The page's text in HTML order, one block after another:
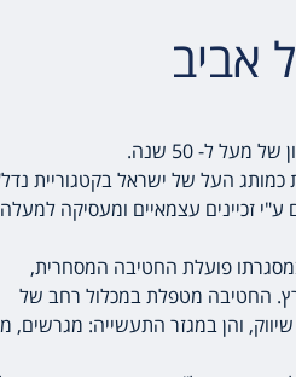
אביב
ל- 50 שנה.
במסגרתו פועלת החטיבה המסחרית,
החטיבה מטפלת במכלול רחב של
והן במגזר התעשייה: מגרשים,